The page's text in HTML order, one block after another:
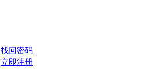
找回密码
立即注册